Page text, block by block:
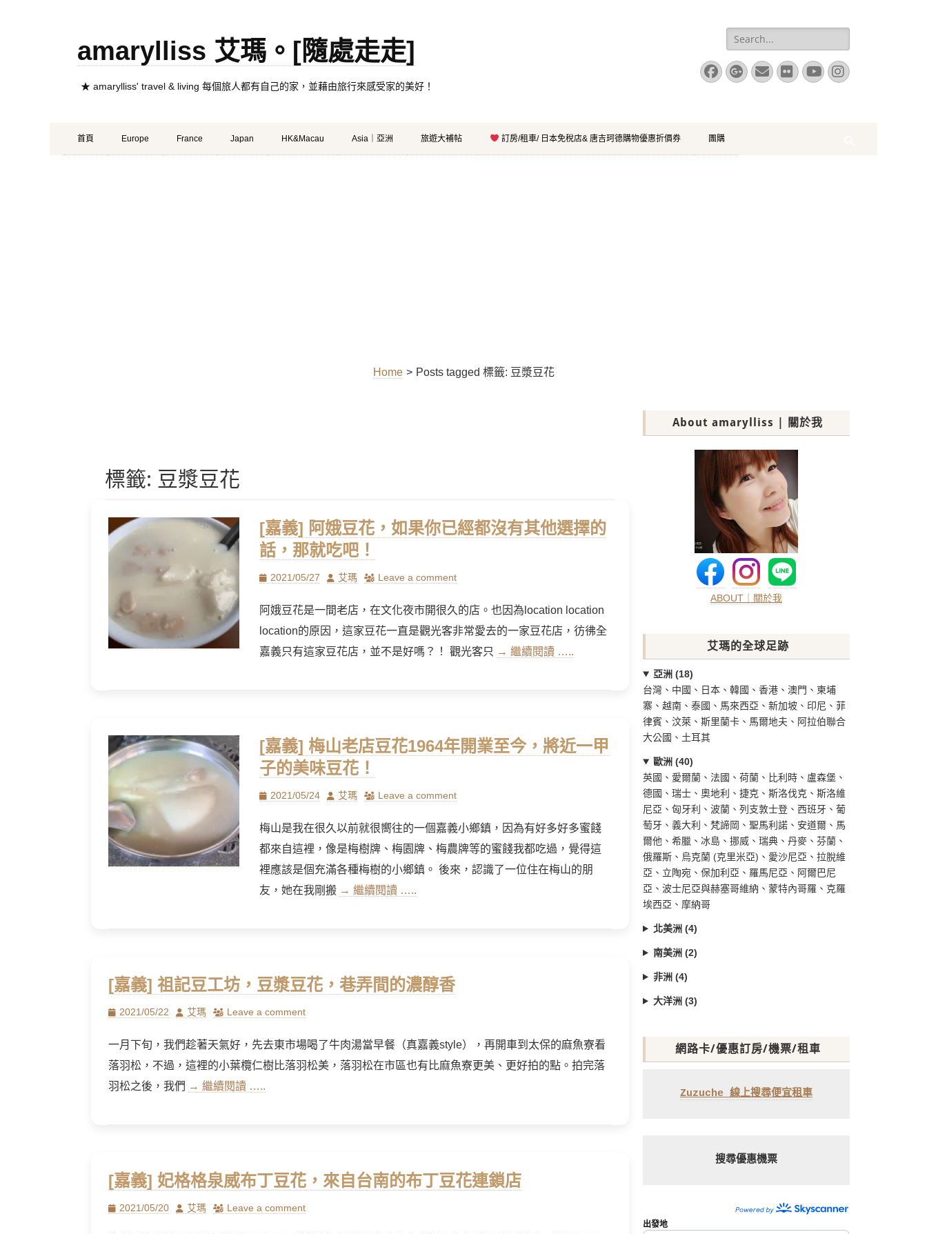
amarylliss 艾瑪。[隨處走走]
★ amarylliss' travel & living 每個旅人都有自己的家，並藉由旅行來感受家的美好！
Search
for:
Facebook
Googleplus
EmailFlickrYouTube
Instagram
Primary
Menu
Skip
to
首頁 Europe France Japan HK&Macau Asia｜亞洲 旅遊大補帖 訂房/租車/ 日本免稅店& 唐吉珂德購物優惠折價券 團購
Home > Posts tagged 標籤: 豆漿豆花
標籤: 豆漿豆花
[嘉義] 阿娥豆花，如果你已經都沒有其他選擇的
話，那就吃吧！
Posted
2021/05/27 Author
艾瑪 Leave a comment
阿娥豆花是一間老店，在文化夜市開很久的店。也因為location location
location的原因，這家豆花一直是觀光客非常愛去的一家豆花店，彷彿全
嘉義只有這家豆花店，並不是好嗎？！ 觀光客只 → 繼續閱讀 …..
[嘉義] 梅山老店豆花1964年開業至今，將近一甲
子的美味豆花！
Posted
2021/05/24 Author
艾瑪 Leave a comment
梅山是我在很久以前就很嚮往的一個嘉義小鄉鎮，因為有好多好多蜜餞
都來自這裡，像是梅樹牌、梅園牌、梅農牌等的蜜餞我都吃過，覺得這
裡應該是個充滿各種梅樹的小鄉鎮。 後來，認識了一位住在梅山的朋
友，她在我剛搬 → 繼續閱讀 …..
[嘉義] 祖記豆工坊，豆漿豆花，巷弄間的濃醇香
Posted
2021/05/22 Author
艾瑪 Leave a comment
一月下旬，我們趁著天氣好，先去東市場喝了牛肉湯當早餐（真嘉義style），再開車到太保的麻魚寮看
落羽松，不過，這裡的小葉欖仁樹比落羽松美，落羽松在市區也有比麻魚寮更美、更好拍的點。拍完落
羽松之後，我們 → 繼續閱讀 …..
[嘉義] 妃格格泉威布丁豆花，來自台南的布丁豆花連鎖店
Posted
2021/05/20 Author
艾瑪 Leave a comment
About amarylliss | 關於我
ABOUT｜關於我
艾瑪的全球足跡
亞洲 (18)
台灣、中國、日本、韓國、香港、澳門、柬埔
寨、越南、泰國、馬來西亞、新加坡、印尼、菲
律賓、汶萊、斯里蘭卡、馬爾地夫、阿拉伯聯合
大公國、土耳其
歐洲 (40)
英國、愛爾蘭、法國、荷蘭、比利時、盧森堡、
德國、瑞士、奧地利、捷克、斯洛伐克、斯洛維
尼亞、匈牙利、波蘭、列支敦士登、西班牙、葡
萄牙、義大利、梵諦岡、聖馬利諾、安道爾、馬
爾他、希臘、冰島、挪威、瑞典、丹麥、芬蘭、
俄羅斯、烏克蘭 (克里米亞)、愛沙尼亞、拉脫維
亞、立陶宛、保加利亞、羅馬尼亞、阿爾巴尼
亞、波士尼亞與赫塞哥維納、蒙特內哥羅、克羅
埃西亞、摩納哥
北美洲 (4)
南美洲 (2)
非洲 (4)
大洋洲 (3)
網路卡/優惠訂房/機票/租車
Zuzuche 線上搜尋便宜租車
搜尋優惠機票